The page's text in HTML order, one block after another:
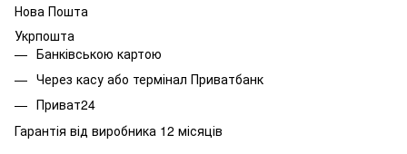
Нова Пошта
Укрпошта
Банківською картою
Через касу або термінал Приватбанк
Приват24
Гарантія від виробника 12 місяців